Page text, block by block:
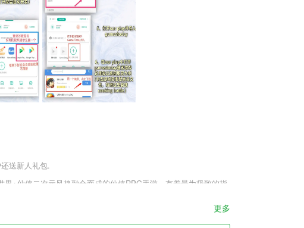
送新人礼包.
+仙侠二次元风格融合而成的仙侠RPG手游，有着最为极致的指
的另一半。
更多